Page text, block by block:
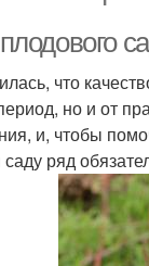
что
но и от
и, чтобы
ряд